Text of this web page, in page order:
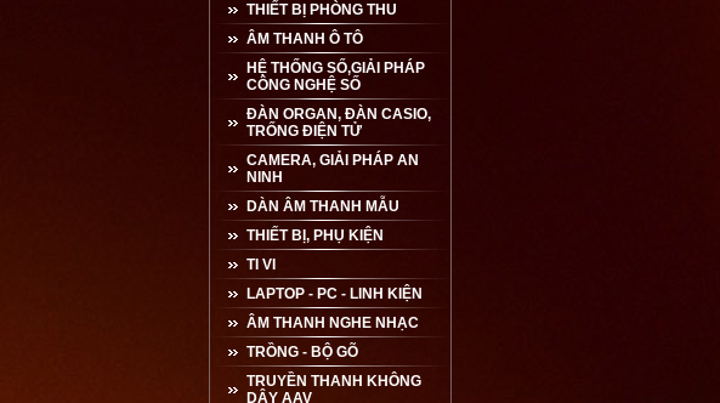
THIẾT BỊ PHÒNG THU
ÂM THANH Ô TÔ
HỆ THỐNG SỐ,GIẢI PHÁP
CÔNG NGHỆ SỐ
ĐÀN ORGAN, ĐÀN CASIO,
TRỐNG ĐIỆN TỬ
CAMERA, GIẢI PHÁP AN
NINH
DÀN ÂM THANH MẪU
THIẾT BỊ, PHỤ KIỆN
TI VI
LAPTOP - PC - LINH KIỆN
ÂM THANH NGHE NHẠC
TRỒNG - BỘ GÕ
TRUYỀN THANH KHÔNG
DÂY AAV